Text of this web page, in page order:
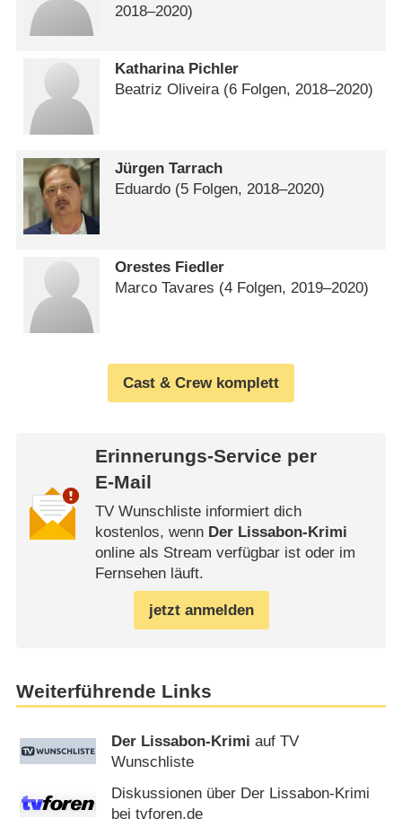
2018⁠–⁠2020)
Katharina Pichler
Beatriz Oliveira(6 Folgen, 2018⁠–⁠2020)
Jürgen Tarrach
Eduardo (5 Folgen, 2018⁠–⁠2020)
Orestes Fiedler
Marco Tavares (4 Folgen, 2019⁠–⁠2020)
Cast & Crew komplett
Erinnerungs-Service per
E-Mail
TV Wunschliste informiert dich
kostenlos, wenn Der Lissabon-Krimi
online als Stream verfügbar ist oder im
Fernsehen läuft.
jetzt anmelden
Weiterführende Links
Der Lissabon-Krimi auf TV
Wunschliste
Diskussionen über Der Lissabon-Krimi
bei tvforen.de